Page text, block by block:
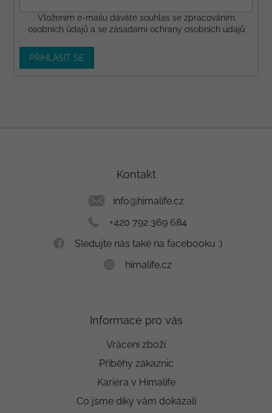
Vložením e-mailu dáváte souhlas se zpracováním
osobních údajů a se zásadami ochrany osobních údajů
PŘIHLÁSIT SE
Kontakt
info@himalife.cz
+420 792 369 684
Sledujte nás také na facebooku :)
himalife.cz
Informace pro vás
Vrácení zboží
Příběhy zákaznic
Kariéra v Himalife
Co jsme díky vám dokázali